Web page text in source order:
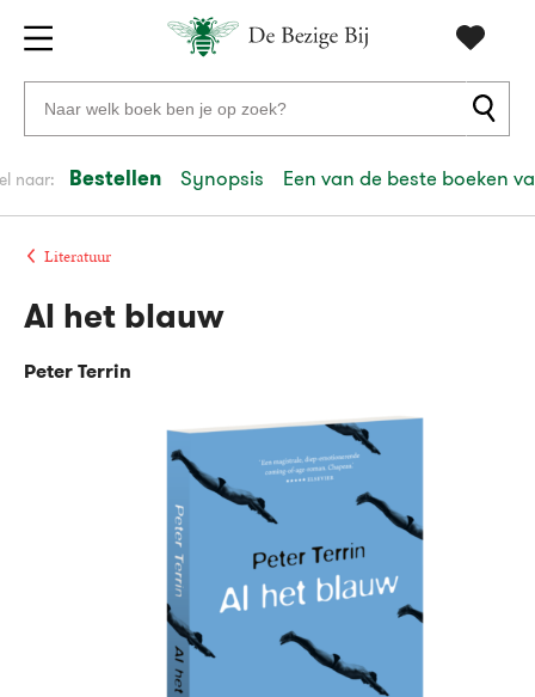
Gratis
verzending
vanaf
20
euro
Voor
23:59
volgendein
Veilig
Gratis
Zoeken
naar
auteurs
en
uitgevers
naar: Bestellen Synopsis Een van de beste boeken
Literatuur
Al het blauw
Peter Terrin